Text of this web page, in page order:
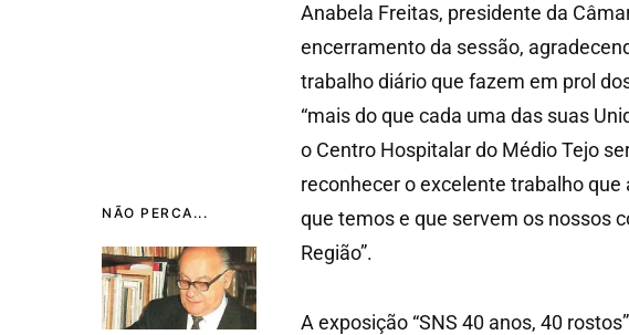
NÃO PERCA...
Anabela Freitas, presidente da
encerramento da sessão,
trabalho diário que fazem em prol
“mais do que cada uma das suas
o Centro Hospitalar do Médio Tejo
reconhecer o excelente trabalho
que temos e que servem os nossos
Região”.
A exposição “SNS 40 anos, 40